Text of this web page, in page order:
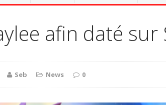
afin daté sur
Seb News 0